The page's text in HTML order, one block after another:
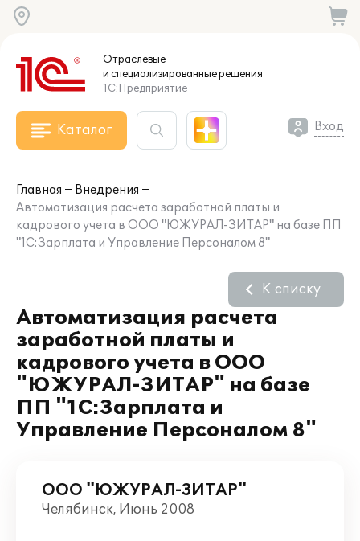
Отраслевые
и специализированныерешения
1С:Предприятие
Каталог Вход
Главная
Внедрения
Автоматизация расчета заработной платы и
кадрового учета в ООО "ЮЖУРАЛ-ЗИТАР" на базе ПП
"1С:Зарплата и Управление Персоналом 8"
Автоматизация расчета
заработной платы и
кадрового учета в ООО
"ЮЖУРАЛ-ЗИТАР" на базе
ПП "1С:Зарплата и
Управление Персоналом 8"
К списку
ООО "ЮЖУРАЛ-ЗИТАР"
Челябинск, Июнь 2008